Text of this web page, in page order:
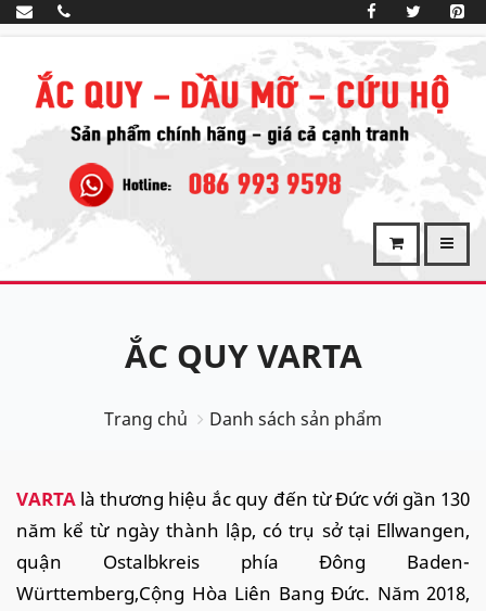
ẮC QUY VARTA
Trang chủ Danh sách sản phẩm
VARTA là thương hiệu ắc quy đến từ Đức với gần 130
năm kể từ ngày thành lập, có trụ sở tại Ellwangen,
quận Ostalbkreis phía Đông Baden-
Württemberg,Cộng Hòa Liên Bang Đức. Năm 2018,